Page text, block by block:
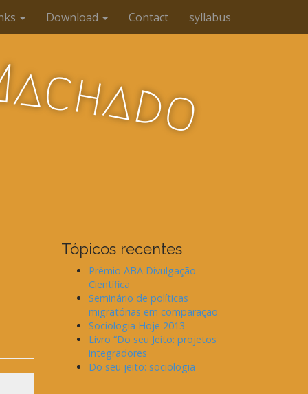
Download Contact syllabus
achado
Tópicos recentes
Prêmio ABA Divulgação
Científica
Seminário de políticas
migratórias em comparação
Sociologia Hoje 2013
Livro “Do seu Jeito: projetos
integradores
Do seu jeito: sociologia